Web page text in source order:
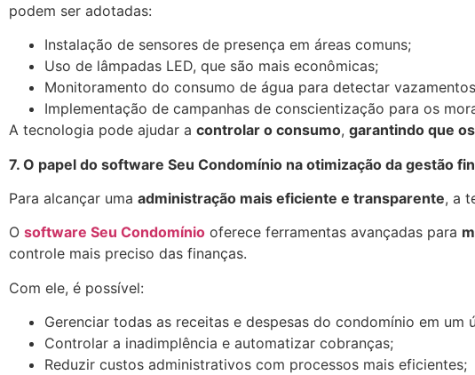
podem ser adotadas:
Instalação de sensores de presença em áreas comuns;
Uso de lâmpadas LED, que são mais econômicas;
Monitoramento do consumo de água para detectar
Implementação de campanhas de conscientização para os
A tecnologia pode ajudar a controlar o consumo, garantindo que
7. O papel do software Seu Condomínio na otimização da gestão
Para alcançar uma administração mais eficiente e transparente, a
O software Seu Condomínio oferece ferramentas avançadas para
controle mais preciso das finanças.
Com ele, é possível:
Gerenciar todas as receitas e despesas do condomínio em um
Controlar a inadimplência e automatizar cobranças;
Reduzir custos administrativos com processos mais eficientes;